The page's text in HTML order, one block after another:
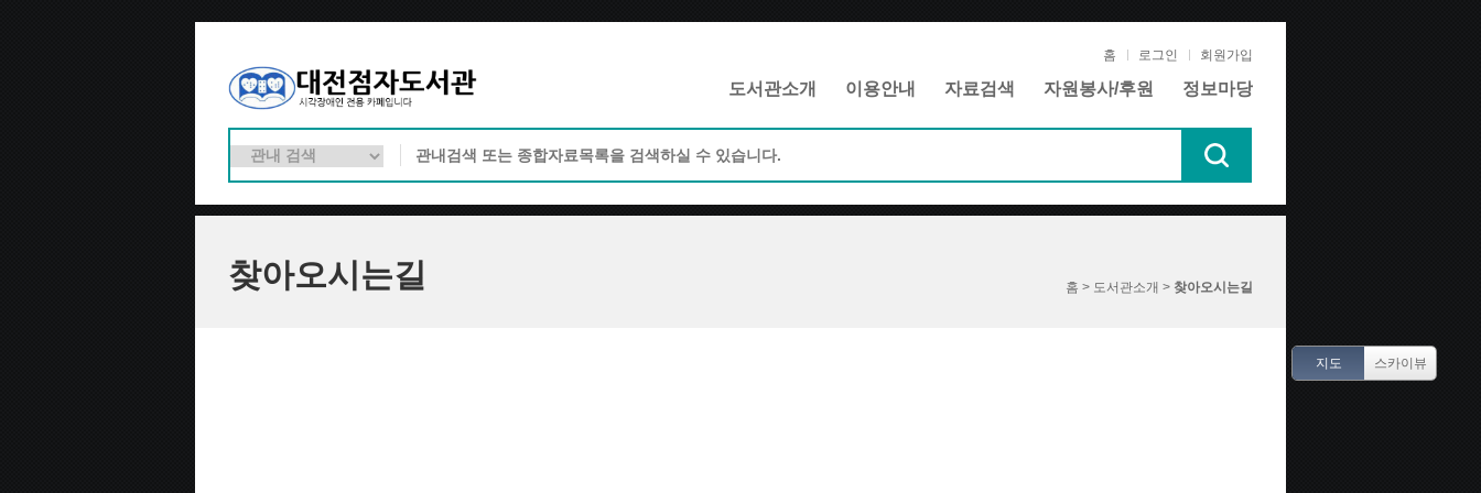
홈 로그인 회원가입
도서관소개 이용안내 자료검색 자원봉사/후원 정보마당
찾아오시는길 홈 > 도서관소개 > 찾아오시는길
지도 스카이뷰